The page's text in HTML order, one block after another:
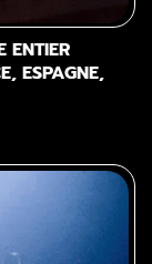
ENTIER
ESPAGNE,